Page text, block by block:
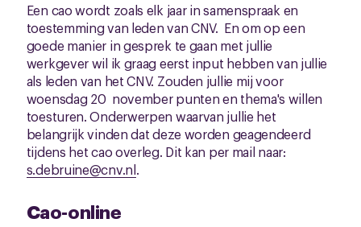
Een cao wordt zoals elk jaar in samenspraak en
toestemming van leden van CNV. En om op een
goede manier in gesprek te gaan met jullie
werkgever wil ik graag eerst input hebben van jullie
als leden van het CNV. Zouden jullie mij voor
woensdag 20 november punten en thema's willen
toesturen. Onderwerpen waarvan jullie het
belangrijk vinden dat deze worden geagendeerd
tijdens het cao overleg. Dit kan per mail naar:
s.debruine@cnv.nl.
Cao-online